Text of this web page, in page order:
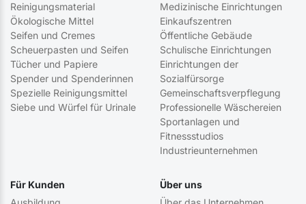
Reinigungsmaterial
Ökologische Mittel
Seifen und Cremes
Scheuerpasten und Seifen
Tücher und Papiere
Spender und Spenderinnen
Spezielle Reinigungsmittel
Siebe und Würfel für Urinale
Medizinische Einrichtungen
Einkaufszentren
Öffentliche Gebäude
Schulische Einrichtungen
Einrichtungen der
Sozialfürsorge
Gemeinschaftsverpflegung
Professionelle Wäschereien
Sportanlagen und
Fitnessstudios
Industrieunternehmen
Für Kunden
Über uns